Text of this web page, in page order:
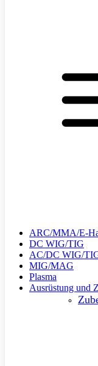
ARC/MMA/E-
DC WIG/TIG
AC/DC WIG/
MIG/MAG
Plasma
Ausrüstung und